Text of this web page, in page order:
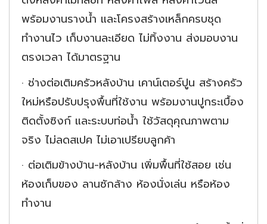
พร้อมงานรางน้ำ และโครงสร้างเหล็กครบชุด
ทำงานไว เก็บงานละเอียด ไม่ทิ้งงาน ส่งมอบงาน
ตรงเวลา ได้มาตรฐาน
· ช่างต่อเติมครัวหลังบ้าน เคาน์เตอร์ปูน สร้างครัว
ใหม่หรือปรับปรุงพื้นที่ใช้งาน พร้อมงานปูกระเบื้อง
ติดตั้งซิงก์ และระบบท่อน้ำ ใช้วัสดุคุณภาพตาม
จริง ไม่ลดสเปค ไม่เอาเปรียบลูกค้า
· ต่อเติมข้างบ้าน-หลังบ้าน เพิ่มพื้นที่ใช้สอย เช่น
ห้องเก็บของ ลานซักล้าง ห้องนั่งเล่น หรือห้อง
ทำงาน